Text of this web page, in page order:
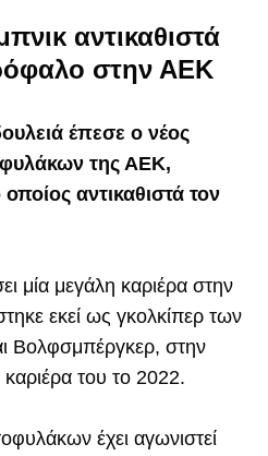
αντικαθιστά
στην ΑΕΚ
έπεσε ο νέος
της ΑΕΚ,
αντικαθιστά τον
μία μεγάλη καριέρα στην
εκεί ως γκολκίπερ των
Βολφσμπέργκερ, στην
του το 2022.
έχει αγωνιστεί